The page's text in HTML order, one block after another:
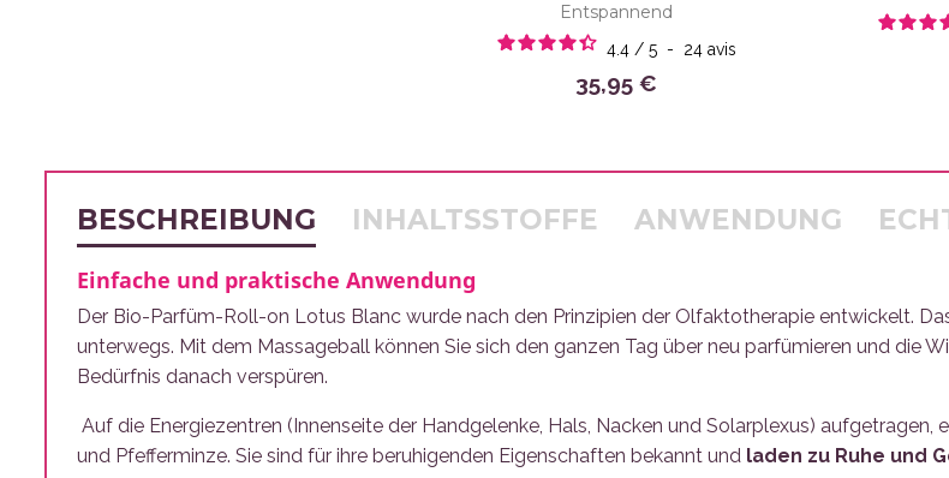
Entspannend
4.4 / 5 - 24 avis
35,95 €
BESCHREIBUNG INHALTSSTOFFE ANWENDUNG
Einfache und praktische Anwendung
Der Bio-Parfüm-Roll-on Lotus Blanc wurde nach den Prinzipien der Olfaktotherapie entwickelt.
unterwegs. Mit dem Massageball können Sie sich den ganzen Tag über neu parfümieren und die
Bedürfnis danach verspüren.
Auf die Energiezentren (Innenseite der Handgelenke, Hals, Nacken und Solarplexus)
und Pfefferminze. Sie sind für ihre beruhigenden Eigenschaften bekannt und laden zu Ruhe und